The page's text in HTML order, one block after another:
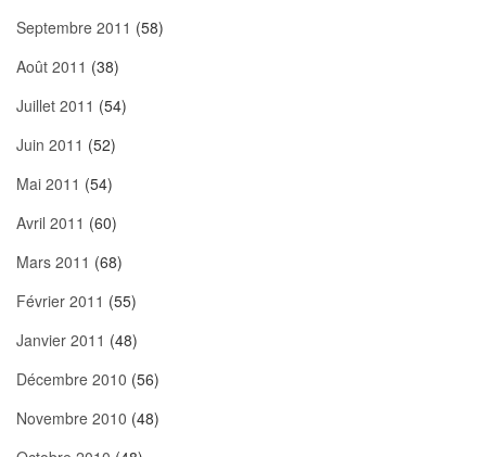
Septembre 2011 (58)
Août 2011 (38)
Juillet 2011 (54)
Juin 2011 (52)
Mai 2011 (54)
Avril 2011 (60)
Mars 2011 (68)
Février 2011 (55)
Janvier 2011 (48)
Décembre 2010 (56)
Novembre 2010 (48)